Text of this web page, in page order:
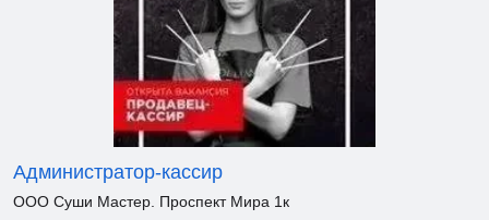
Администратор-кассир
ООО Суши Мастер. Проспект Мира 1к